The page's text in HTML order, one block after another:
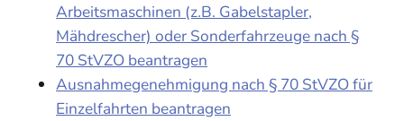
Arbeitsmaschinen (z.B. Gabelstapler,
Mähdrescher) oder Sonderfahrzeuge nach §
70 StVZO beantragen
Ausnahmegenehmigung nach § 70 StVZO für
Einzelfahrten beantragen